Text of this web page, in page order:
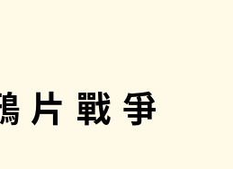
片戰爭